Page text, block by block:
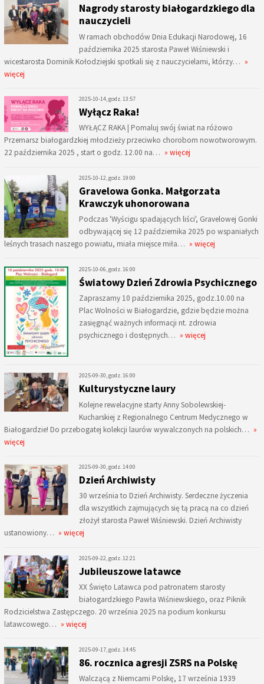
Nagrody starosty białogardzkiego dla
nauczycieli
W ramach obchodów Dnia Edukacji Narodowej, 16
października 2025 starosta Paweł Wiśniewski i
wicestarosta Dominik Kołodziejski spotkali się z nauczycielami, którzy… »
więcej
2025-10-14, godz. 13:57
Wyłącz Raka!
WYŁĄCZ RAKA | Pomaluj swój świat na różowo
Przemarsz białogardzkiej młodzieży przeciwko chorobom nowotworowym.
22 października 2025 , start o godz. 12.00 na… » więcej
2025-10-12, godz. 19:00
Gravelowa Gonka. Małgorzata
Krawczyk uhonorowana
Podczas 'Wyścigu spadających liści', Gravelowej Gonki
odbywającej się 12 października 2025 po wspaniałych
leśnych trasach naszego powiatu, miała miejsce miła… » więcej
2025-10-06, godz. 16:00
Światowy Dzień Zdrowia Psychicznego
Zapraszamy 10 października 2025, godz.10.00 na
Plac Wolności w Białogardzie, gdzie będzie można
zasięgnąć ważnych informacji nt. zdrowia
psychicznego i dostępnych… » więcej
2025-09-30, godz. 16:00
Kulturystyczne laury
Kolejne rewelacyjne starty Anny Sobolewskiej-
Kucharskiej z Regionalnego Centrum Medycznego w
Białogardzie! Do przebogatej kolekcji laurów wywalczonych na polskich… »
więcej
2025-09-30, godz. 14:00
Dzień Archiwisty
30 września to Dzień Archiwisty. Serdeczne życzenia
dla wszystkich zajmujących się tą pracą na co dzień
złożył starosta Paweł Wiśniewski. Dzień Archiwisty
ustanowiony… » więcej
2025-09-22, godz. 12:21
Jubileuszowe latawce
XX Święto Latawca pod patronatem starosty
białogardzkiego Pawła Wiśniewskiego, oraz Piknik
Rodzicielstwa Zastępczego. 20 września 2025 na podium konkursu
latawcowego… » więcej
2025-09-17, godz. 14:45
86. rocznica agresji ZSRS na Polskę
Walczącą z Niemcami Polskę, 17 września 1939